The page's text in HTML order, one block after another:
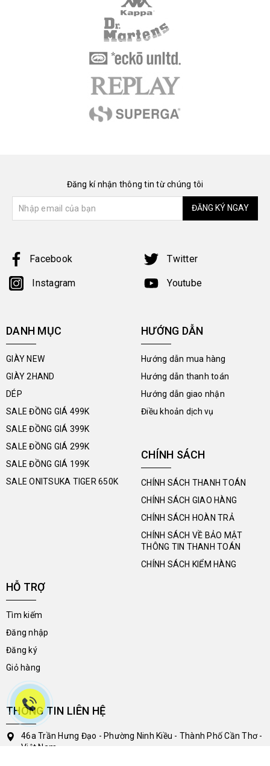
Đăng kí nhận thông tin từ chúng tôi
ĐĂNG KÝ NGAY
Facebook Twitter
Instagram Youtube
DANH MỤC
GIÀY NEW
GIÀY 2HAND
DÉP
SALE ĐỒNG GIÁ 499K
SALE ĐỒNG GIÁ 399K
SALE ĐỒNG GIÁ 299K
SALE ĐỒNG GIÁ 199K
SALE ONITSUKA TIGER 650K
HƯỚNG DẪN
Hướng dẫn mua hàng
Hướng dẫn thanh toán
Hướng dẫn giao nhận
Điều khoản dịch vụ
CHÍNH SÁCH
CHÍNH SÁCH THANH TOÁN
CHÍNH SÁCH GIAO HÀNG
CHÍNH SÁCH HOÀN TRẢ
CHÍNH SÁCH VỀ BẢO MẬT
THÔNG TIN THANH TOÁN
CHÍNH SÁCH KIỂM HÀNG
HỖ TRỢ
Tìm kiếm
Đăng nhập
Đăng ký
Giỏ hàng
THÔNG TIN LIÊN HỆ
46a Trần Hưng Đạo - Phường Ninh Kiều - Thành Phố Cần Thơ -
Việt Nam